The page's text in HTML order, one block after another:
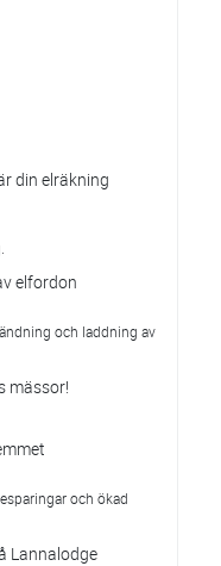
din elräkning
elfordon
och laddning av
mässor!
och ökad
Lannalodge